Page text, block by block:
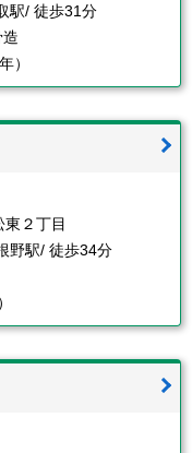
駅/ 徒歩31分
）
２丁目
野駅/ 徒歩34分